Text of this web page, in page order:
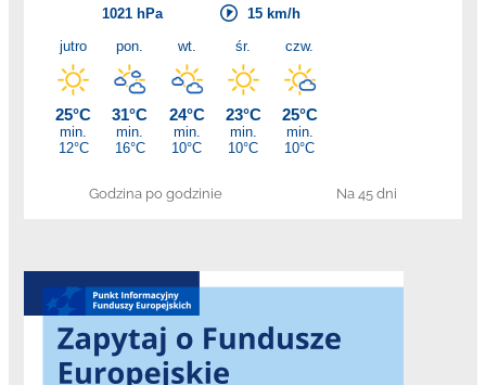
Godzina po godzinie Na 45 dni